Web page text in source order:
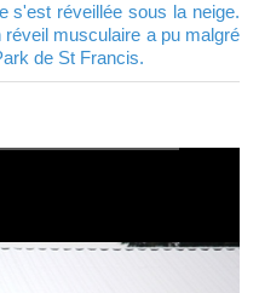
s'est réveillée sous la neige.
musculaire a pu malgré
de St Francis.